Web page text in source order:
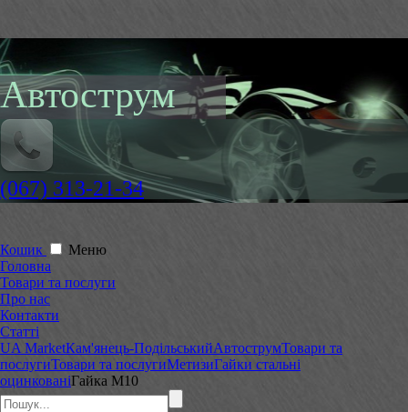
Автострум
(067) 313-21-34
Кошик
Меню
Головна
Товари та послуги
Про нас
Контакти
Статті
UA MarketКам'янець-ПодільськийАвтострумТовари та
послугиТовари та послугиМетизиГайки стальні
оцинкованіГайка М10